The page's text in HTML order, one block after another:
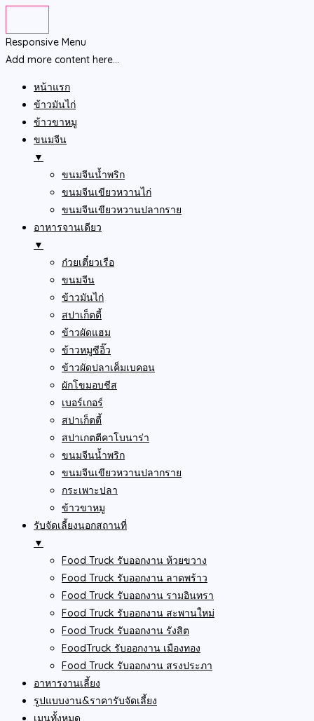
Responsive Menu
Add more content here...
หน้าแรก
ข้าวมันไก่
ข้าวขาหมู
ขนมจีน
▼
ขนมจีนน้ำพริก
ขนมจีนเขียวหวานไก่
ขนมจีนเขียวหวานปลากราย
อาหารจานเดียว
▼
ก๋วยเตี๋ยวเรือ
ขนมจีน
ข้าวมันไก่
สปาเก็ตตี้
ข้าวผัดแฮม
ข้าวหมูซีอิ๊ว
ข้าวผัดปลาเค็มเบคอน
ผักโขมอบชีส
เบอร์เกอร์
สปาเก็ตตี้
สปาเกตตีคาโบนาร่า
ขนมจีนน้ำพริก
ขนมจีนเขียวหวานปลากราย
กระเพาะปลา
ข้าวขาหมู
รับจัดเลี้ยงนอกสถานที่
▼
Food Truck รับออกงาน ห้วยขวาง
Food Truck รับออกงาน ลาดพร้าว
Food Truck รับออกงาน รามอินทรา
Food Truck รับออกงาน สะพานใหม่
Food Truck รับออกงาน รังสิต
FoodTruck รับออกงาน เมืองทอง
Food Truck รับออกงาน สรงประภา
อาหารงานเลี้ยง
รูปแบบงาน&ราคารับจัดเลี้ยง
เมนูทั้งหมด